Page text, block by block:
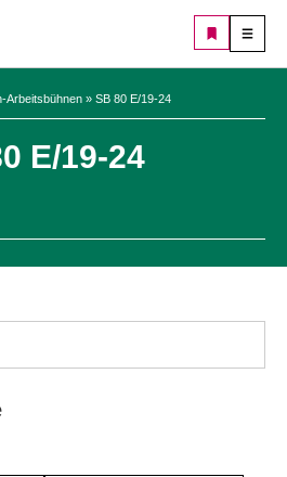
Arbeitsbühnen » SB 80 E/19-24
E/19-24